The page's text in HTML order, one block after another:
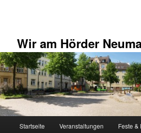
Wir am Hörder
Startseite Veranstaltungen Feste &